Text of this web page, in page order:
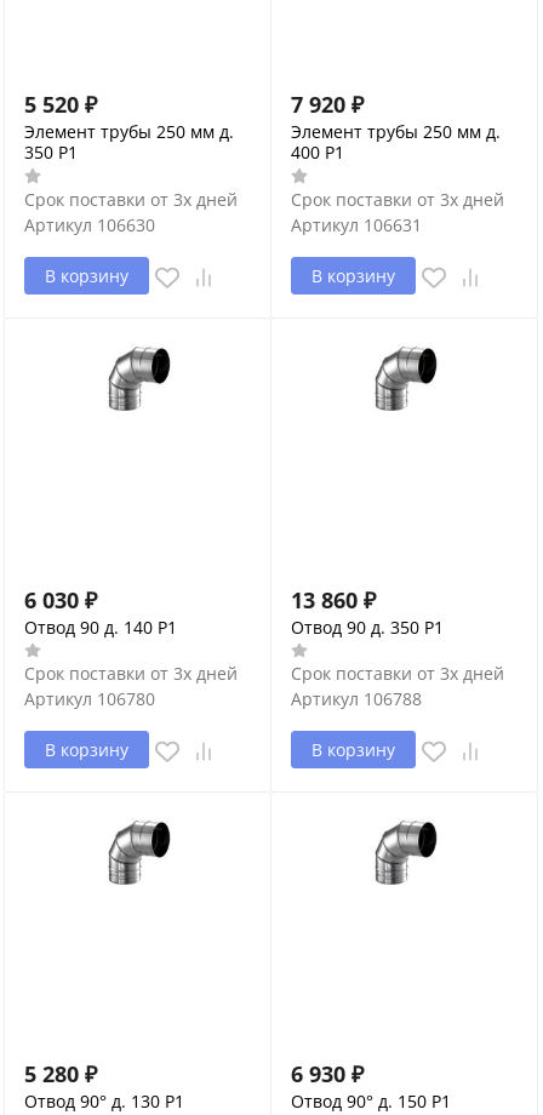
5 520 ₽
Элемент трубы 250 мм д.
350 P1
Срок поставки от 3х дней
Артикул 106630
В корзину
7 920 ₽
Элемент трубы 250 мм д.
400 P1
Срок поставки от 3х дней
Артикул 106631
В корзину
6 030 ₽
Отвод 90 д. 140 P1
Срок поставки от 3х дней
Артикул 106780
В корзину
13 860 ₽
Отвод 90 д. 350 P1
Срок поставки от 3х дней
Артикул 106788
В корзину
5 280 ₽
Отвод 90° д. 130 P1
6 930 ₽
Отвод 90° д. 150 P1